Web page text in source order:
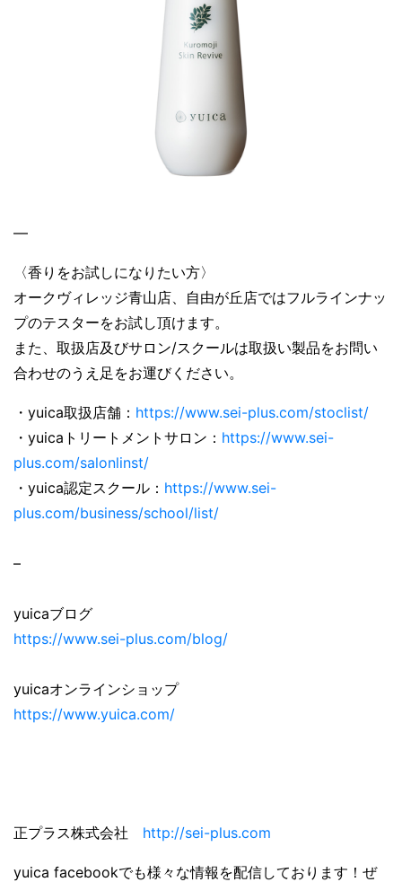
—
〈香りをお試しになりたい方〉
オークヴィレッジ青山店、自由が丘店ではフルラインナッ
プのテスターをお試し頂けます。
また、取扱店及びサロン/スクールは取扱い製品をお問い
合わせのうえ足をお運びください。
・yuica取扱店舗： https://www.sei-plus.com/stoclist/
・yuicaトリートメントサロン： https://www.sei-
plus.com/salonlinst/
・yuica認定スクール： https://www.sei-
plus.com/business/school/list/
–
yuicaブログ
https://www.sei-plus.com/blog/
yuicaオンラインショップ
https://www.yuica.com/
正プラス株式会社 http://sei-plus.com
yuica facebookでも様々な情報を配信しております！ぜ